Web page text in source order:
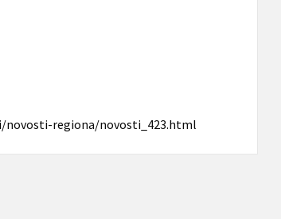
novosti-regiona/novosti_423.html